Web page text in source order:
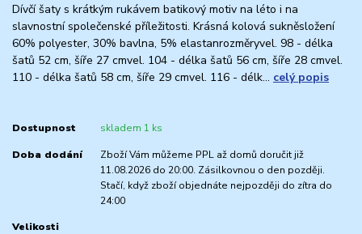
Dívčí šaty s krátkým rukávem batikový motiv na léto i na
slavnostní společenské příležitosti. Krásná kolová sukněsložení
60% polyester, 30% bavlna, 5% elastanrozměryvel. 98 - délka
šatů 52 cm, šíře 27 cmvel. 104 - délka šatů 56 cm, šíře 28 cmvel.
110 - délka šatů 58 cm, šíře 29 cmvel. 116 - délk... celý popis
Dostupnost skladem 1 ks
Doba dodání
Zboží Vám můžeme PPL až domů doručit již
11.08.2026 do 20:00. Zásilkovnou o den později.
Stačí, když zboží objednáte nejpozději do zítra do
24:00
Velikosti